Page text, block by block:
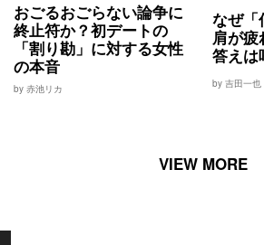
おごるおごらない論争に
終止符か？初デートの
「割り勘」に対する女性
の本音
by 赤池リカ
なぜ「
肩が疲
答えは
by 吉田一也
VIEW MORE